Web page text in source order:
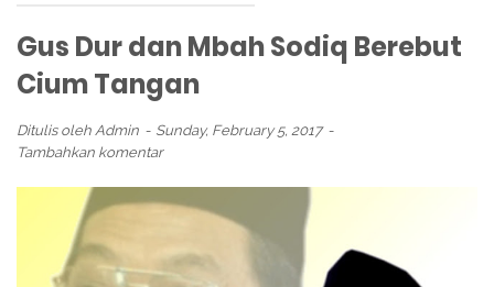
Gus Dur dan Mbah Sodiq Berebut
Cium Tangan
Ditulis oleh Admin
Sunday, February 5, 2017
Tambahkan komentar